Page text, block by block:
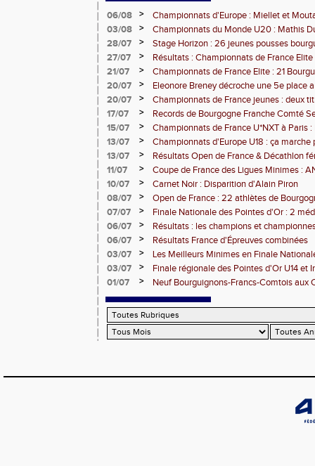
06/08 >
Championnats d'Europe : Miellet et
03/08
>
Championnats du Monde U20 : Mathis
3000m steeple
28/07 >
Stage Horizon : 26 jeunes pousses
comtoises retenues
27/07 >
Résultats : Championnats de France
21/07
>
Championnats de France Elite : 21
l'assaut d'Albi
20/07 >
Eleonore Breney décroche une 5e place
d'Europe U18
20/07 >
Championnats de France jeunes : deux
de médailles pour la BFC
17/07 >
Records de Bourgogne Franche Comté
15/07
>
Championnats de France U*NXT à Paris
Comté en force
13/07 >
Championnats d'Europe U18 : ça marche
13/07
>
Résultats Open de France & Décathlon
Bourguignons-Francs-Comtois sur le
11/07 >
Coupe de France des Ligues Minimes :
10/07
>
Carnet Noir : Disparition d'Alain Piron
08/07
>
Open de France : 22 athlètes de
clubs) engagés
07/07 >
Finale Nationale des Pointes d'Or : 2
DUC
06/07 >
Résultats : les champions et
Dijon
06/07 >
Résultats France d'Épreuves combinées
03/07
>
Les Meilleurs Minimes en Finale
03/07
>
Finale régionale des Pointes d'Or U14 et
01/07
>
Neuf Bourguignons-Francs-Comtois aux